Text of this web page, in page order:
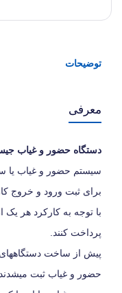
توضیحات
معرفی
دستگاه حضور و غیاب
سیستم حضور و غیاب
برای ثبت ورود و خروج
با توجه به کارکرد هر یک
پرداخت کنند.
پیش از ساخت
حضور و غیاب ثبت